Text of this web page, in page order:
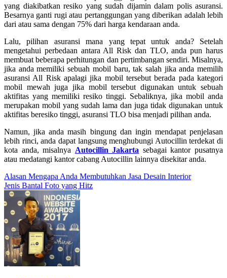
yang diakibatkan resiko yang sudah dijamin dalam polis asuransi.
Besarnya ganti rugi atau pertanggungan yang diberikan adalah lebih
dari atau sama dengan 75% dari harga kendaraan anda.
Lalu, pilihan asuransi mana yang tepat untuk anda? Setelah
mengetahui perbedaan antara All Risk dan TLO, anda pun harus
membuat beberapa perhitungan dan pertimbangan sendiri. Misalnya,
jika anda memiliki sebuah mobil baru, tak salah jika anda memilih
asuransi All Risk apalagi jika mobil tersebut berada pada kategori
mobil mewah juga jika mobil tersebut digunakan untuk sebuah
aktifitas yang memiliki resiko tinggi. Sebaliknya, jika mobil anda
merupakan mobil yang sudah lama dan juga tidak digunakan untuk
aktifitas beresiko tinggi, asuransi TLO bisa menjadi pilihan anda.
Namun, jika anda masih bingung dan ingin mendapat penjelasan
lebih rinci, anda dapat langsung menghubungi Autocillin terdekat di
kota anda, misalnya Autocillin Jakarta sebagai kantor pusatnya
atau medatangi kantor cabang Autocillin lainnya disekitar anda.
Post
navigation
Alasan Mengapa Anda Membutuhkan Jasa Desain Interior
Jenis Bantal Foto yang Hitz